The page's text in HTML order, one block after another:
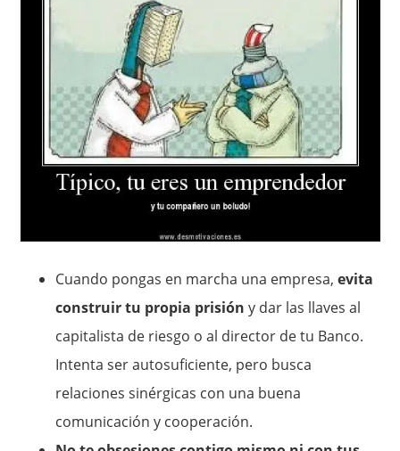
Cuando pongas en marcha una empresa,evita
construir tu propia prisión y dar las llaves al
capitalista de riesgo o al director de tu Banco.
Intenta ser autosuficiente, pero busca
relaciones sinérgicas con una buena
comunicación y cooperación.